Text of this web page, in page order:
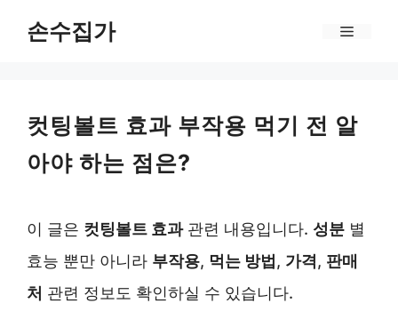
손수집가 Menu
컷팅볼트 효과 부작용 먹기 전 알
아야 하는 점은?
이 글은 컷팅볼트 효과관련 내용입니다. 성분 별
효능 뿐만 아니라 부작용, 먹는 방법 , 가격 , 판매
처 관련 정보도 확인하실 수 있습니다.